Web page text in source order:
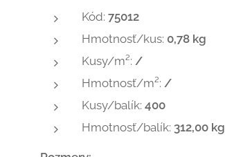
Kód:75012
Hmotnosť/kus: 0,78 kg
Kusy/m²:/
Hmotnosť/m²:/
Kusy/balík:400
Hmotnosť/balík: 312,00 kg